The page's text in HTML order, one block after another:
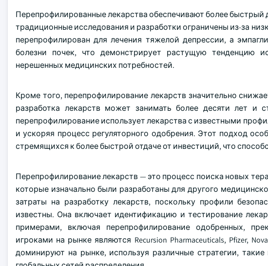
Перепрофилированные лекарства обеспечивают более быстрый
традиционные исследования и разработки ограничены из-за
перепрофилирован для лечения тяжелой депрессии, а
болезни почек, что демонстрирует растущую тенденцию
нерешенных медицинских потребностей.
Кроме того, перепрофилирование лекарств значительно
разработка лекарств может занимать более десяти лет
перепрофилирование использует лекарства с известными
и ускоряя процесс регуляторного одобрения. Этот подход
стремящихся к более быстрой отдаче от инвестиций, что
Перепрофилирование лекарств — это процесс поиска новых
которые изначально были разработаны для другого
затраты на разработку лекарств, поскольку профили
известны. Она включает идентификацию и тестирование
примерами, включая перепрофилирование одобренных,
игроками на рынке являются Recursion Pharmaceuticals, Pfizer,
доминируют на рынке, используя различные стратегии,